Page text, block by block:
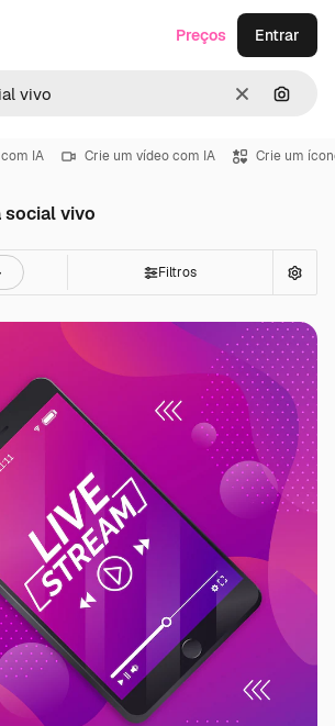
Limpar
Preços Entrar
IA Crie um vídeo com IA Crie um
social vivo
Filtros